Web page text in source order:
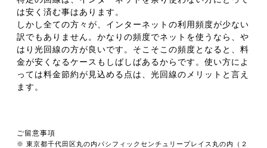
は安く済む事はあります。
しかし全ての方々が、インターネットの利用頻度が少ない
訳でもありません。かなりの頻度でネットを使うなら、や
はり光回線の方が良いです。そこそこの頻度となると、料
金が安くなるケースもしばしばあるからです。使い方によ
っては料金節約が見込める点は、光回線のメリットと言え
ます。
ご留意事項
※ 東京都千代田区丸の内パシフィックセンチュリープレイス丸の内（２